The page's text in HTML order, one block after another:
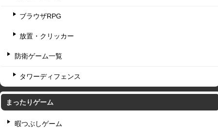
ブラウザRPG
放置・クリッカー
防衛ゲーム一覧
タワーディフェンス
まったりゲーム
暇つぶしゲーム